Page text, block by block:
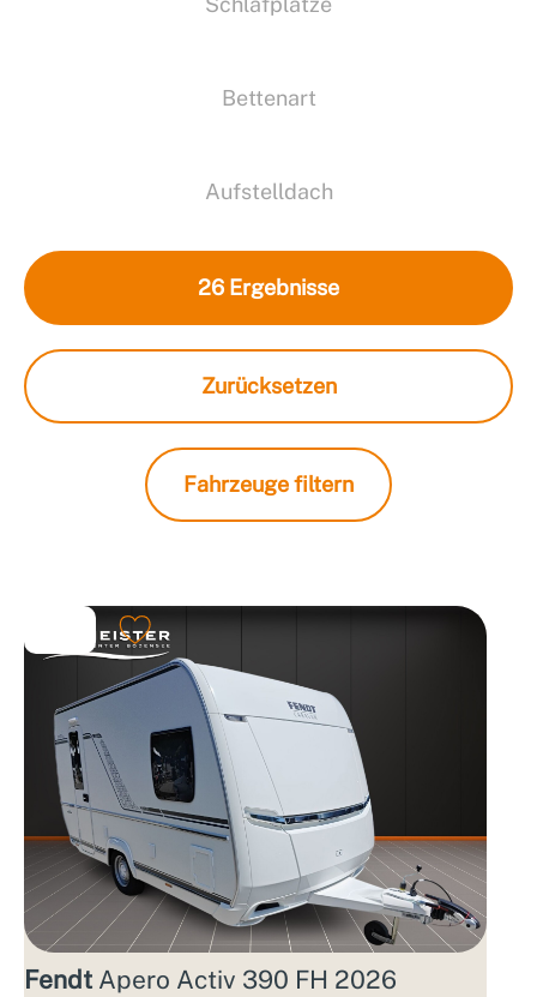
Bettenart
Aufstelldach
26 Ergebnisse
Zurücksetzen
Fahrzeuge filtern
Fendt Apero Activ 390 FH 2026